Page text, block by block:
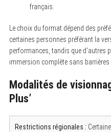
français.
Le choix du format dépend des
certaines personnes préférant la
performances, tandis que d’autres
immersion complète sans barrières
Modalités de
Plus’
Restrictions régionales :